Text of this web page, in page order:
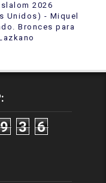
2026
Unidos) - Miquel
Bronces para
9 3 6